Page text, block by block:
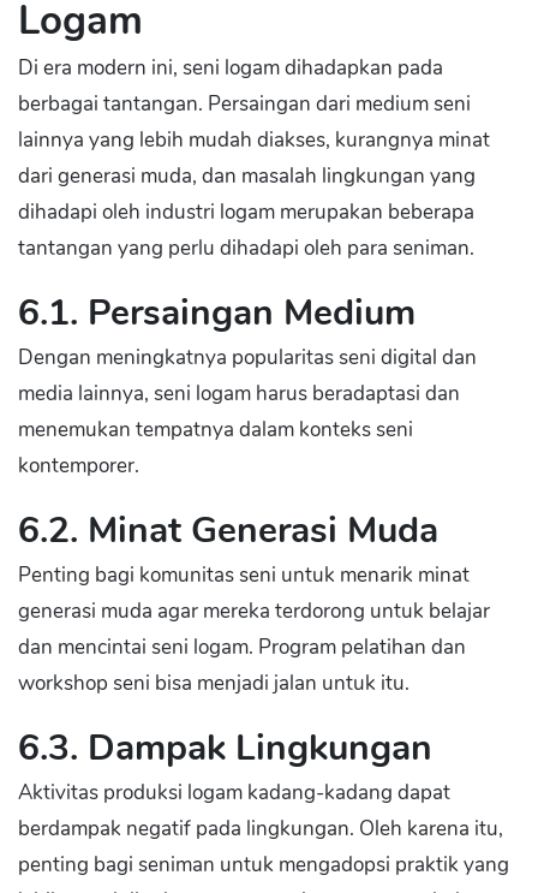
Logam
Di era modern ini, seni logam dihadapkan pada
berbagai tantangan. Persaingan dari medium seni
lainnya yang lebih mudah diakses, kurangnya minat
dari generasi muda, dan masalah lingkungan yang
dihadapi oleh industri logam merupakan beberapa
tantangan yang perlu dihadapi oleh para seniman.
6.1. Persaingan Medium
Dengan meningkatnya popularitas seni digital dan
media lainnya, seni logam harus beradaptasi dan
menemukan tempatnya dalam konteks seni
kontemporer.
6.2. Minat Generasi Muda
Penting bagi komunitas seni untuk menarik minat
generasi muda agar mereka terdorong untuk belajar
dan mencintai seni logam. Program pelatihan dan
workshop seni bisa menjadi jalan untuk itu.
6.3. Dampak Lingkungan
Aktivitas produksi logam kadang-kadang dapat
berdampak negatif pada lingkungan. Oleh karena itu,
penting bagi seniman untuk mengadopsi praktik yang